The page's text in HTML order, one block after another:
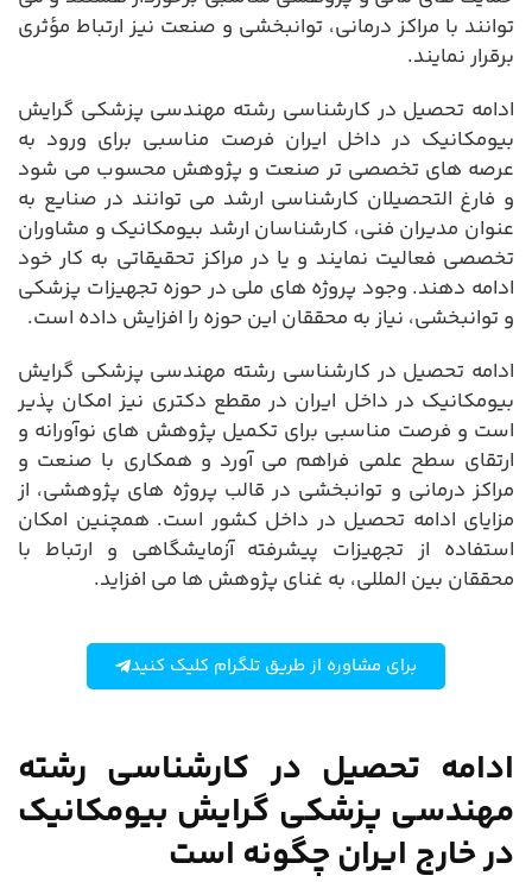
توانند با مراکز درمانی، توانبخشی و صنعت نیز ارتباط مؤثری
برقرار نمایند.
ادامه تحصیل در کارشناسی رشته مهندسی پزشکی گرایش
بیومکانیک در داخل ایران فرصت مناسبی برای ورود به
عرصه های تخصصی تر صنعت و پژوهش محسوب می شود
و فارغ التحصیلان کارشناسی ارشد می توانند در صنایع به
عنوان مدیران فنی، کارشناسان ارشد بیومکانیک و مشاوران
تخصصی فعالیت نمایند و یا در مراکز تحقیقاتی به کار خود
ادامه دهند. وجود پروژه های ملی در حوزه تجهیزات پزشکی
و توانبخشی، نیاز به محققان این حوزه را افزایش داده است.
ادامه تحصیل در کارشناسی رشته مهندسی پزشکی گرایش
بیومکانیک در داخل ایران در مقطع دکتری نیز امکان پذیر
است و فرصت مناسبی برای تکمیل پژوهش های نوآورانه و
ارتقای سطح علمی فراهم می آورد و همکاری با صنعت و
مراکز درمانی و توانبخشی در قالب پروژه های پژوهشی، از
مزایای ادامه تحصیل در داخل کشور است. همچنین امکان
استفاده از تجهیزات پیشرفته آزمایشگاهی و ارتباط با
محققان بین المللی، به غنای پژوهش ها می افزاید.
برای مشاوره از طریق تلگرام کلیک کنید
ادامه تحصیل در کارشناسی رشته
مهندسی پزشکی گرایش بیومکانیک
در خارج ایران چگونه است